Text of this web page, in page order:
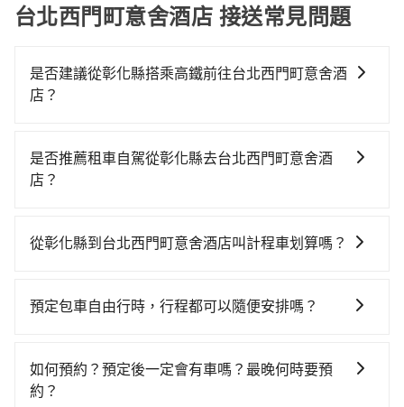
台北西門町意舍酒店 接送常見問題
是否建議從彰化縣搭乘高鐵前往台北西門町意舍酒
店？
坐舒適、省時、較貴，且難叫計程車前往高鐵站！從最
早06:05一直到23:03，台中-台北一天最多有105班次高
高鐵站後，步行進站、現場購票並於月台排隊的時間約
站、等待車站前排班的計程車，搭上小黃後約花20分
設3位同行，高鐵加轉乘之平均每人花費為930元。不過
彰化縣領有合法執照的計程車僅有1,600多輛，計程車的
是否推薦租車自駕從彰化縣去台北西門町意舍酒
店？
駕，但花費可能不小。租車公司一般以天為單位計費，
T6，一天租金約$4,500，油錢（每公里約3元）、
里，還會額外加收100~2,000元不等的超里程費用。由
於絕大多數的租車公司都沒法提供甲租乙還的服務，所
從彰化縣到台北西門町意舍酒店叫計程車划算嗎？
灣大車隊、Uber和Yoxi，如果在路邊攔不到車，也可考
4,930~5,900元間，但如改預約tripool可省高達
$3,100。但如果你無法提前預約，或偏好臨時叫車，那
預定包車自由行時，行程都可以隨便安排嗎？
沒有到達海拔1500公里以上的山區，行程都是可以依照
您的需求安排的。
如何預約？預定後一定會有車嗎？最晚何時要預
約？